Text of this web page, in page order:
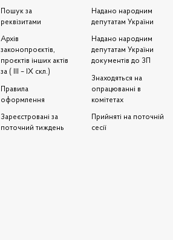
Пошук за
реквізитами
Архів
законопроєктів,
проєктів інших актів
за ( III – IX скл.)
Правила
оформлення
Зареєстровані за
поточний тиждень
Надано народним
депутатам України
Надано народним
депутатам України
документів до ЗП
Знаходяться на
опрацюванні в
комітетах
Прийняті на поточній
сесії